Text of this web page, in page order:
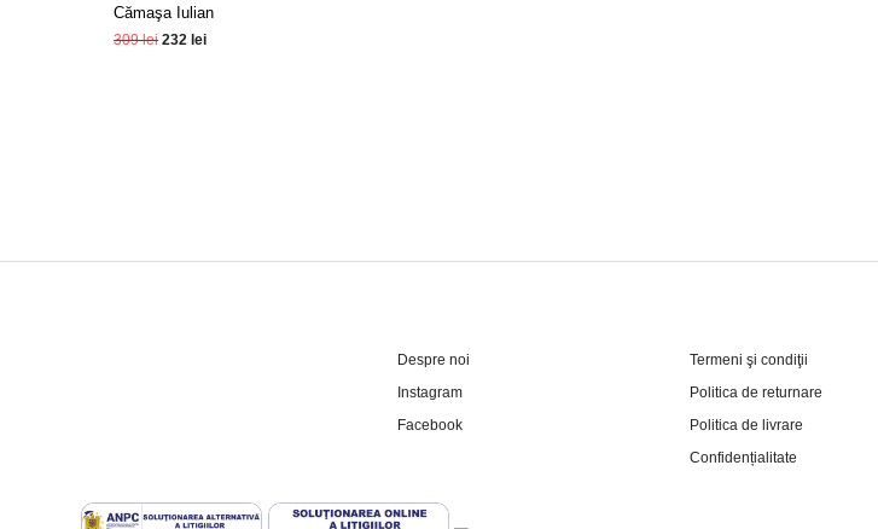
Cămaşa Iulian
309lei 232 lei
Despre noi
Instagram
Facebook
Termeni şi condiţii
Politica de returnare
Politica de livrare
Confidențialitate